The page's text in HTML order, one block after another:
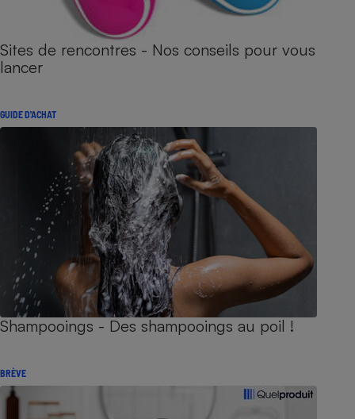
Sites de rencontres - Nos conseils pour vous
lancer
GUIDE D'ACHAT
Shampooings - Des shampooings au poil !
BRÈVE